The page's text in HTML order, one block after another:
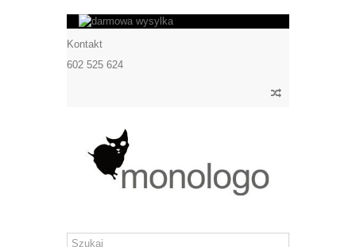
Kontakt
602 525 624